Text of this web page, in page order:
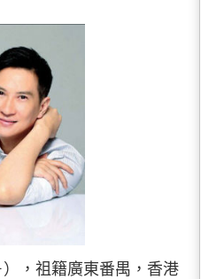
，祖籍廣東番禺，香港